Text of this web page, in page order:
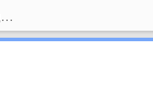
Joxi - сообщество поддержки